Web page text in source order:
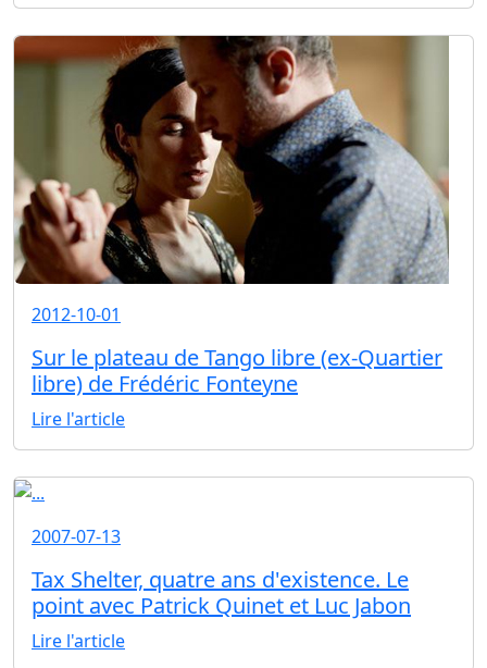
2012-10-01
Sur le plateau de Tango libre (ex-Quartier
libre) de Frédéric Fonteyne
Lire l'article
2007-07-13
Tax Shelter, quatre ans d'existence. Le
point avec Patrick Quinet et Luc Jabon
Lire l'article